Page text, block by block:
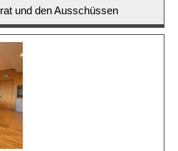
und den Ausschüssen